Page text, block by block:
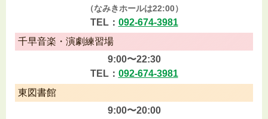
（なみきホールは22:00）
TEL： 092-674-3981
千早音楽・演劇練習場
9:00〜22:30
TEL： 092-674-3981
東図書館
9:00〜20:00